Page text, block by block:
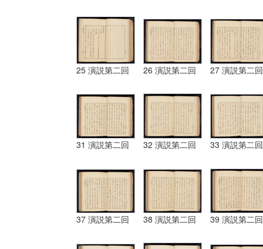
25 演説第二回 26 演説第二回 27 演説第二回
31 演説第二回 32 演説第二回 33 演説第二回
37 演説第二回 38 演説第二回 39 演説第二回